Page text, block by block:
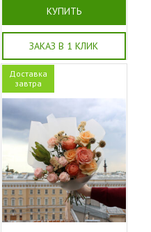
КУПИТЬ
ЗАКАЗ В 1 КЛИК
Доставка
завтра